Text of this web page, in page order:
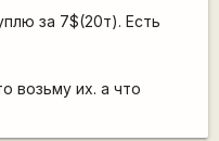
за 7$(20т). Есть
возьму их. а что